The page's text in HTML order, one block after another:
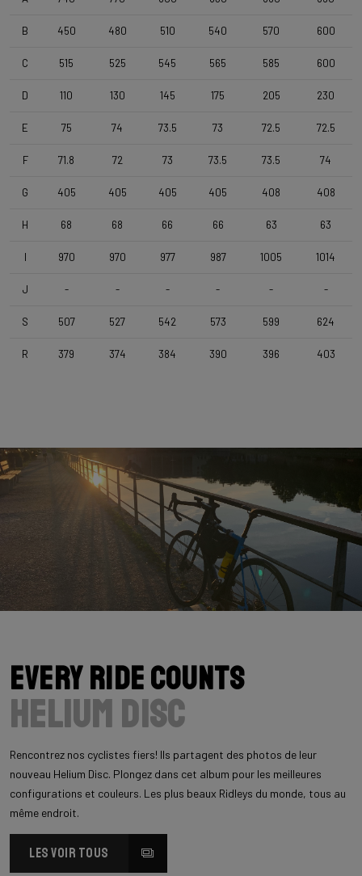
Vittoria Zaffiro Pro , 700x25c , Black
Cintre
Potence
Tige de selle
Selle Italia Model Y , Black
Limite de poids
112 KG (Bike included)
B 450 480 510 540 570 600
C 515 525 545 565 585 600
D 110 130 145 175 205 230
E 75 74 73.5 73 72.5 72.5
F 71.8 72 73 73.5 73.5 74
G 405 405 405 405 408 408
H 68 68 66 66 63 63
I 970 970 977 987 1005 1014
J - - - - - -
S 507 527 542 573 599 624
R 379 374 384 390 396 403
Every Ride Counts
Helium Disc
Rencontrez nos cyclistes fiers! Ils partagent des photos de leur
nouveau Helium Disc. Plongez dans cet album pour les meilleures
configurations et couleurs. Les plus beaux Ridleys du monde, tous au
même endroit.
LES VOIR TOUS